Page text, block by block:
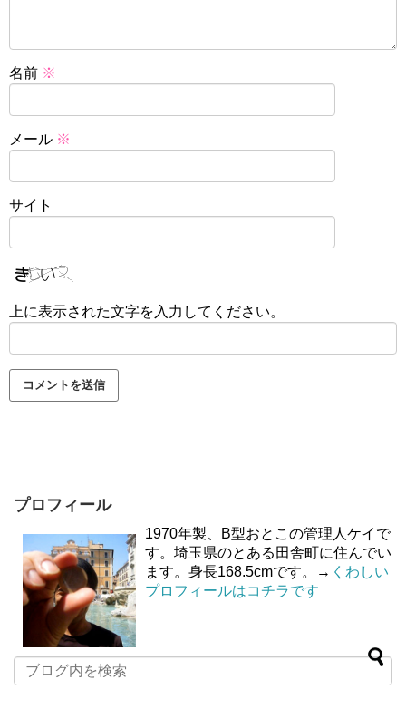
名前 ※
メール ※
サイト
上に表示された文字を入力してください。
プロフィール
1970年製、B型おとこの管理人ケイで
す。埼玉県のとある田舎町に住んでい
ます。身長168.5cmです。→ くわしい
プロフィールはコチラです